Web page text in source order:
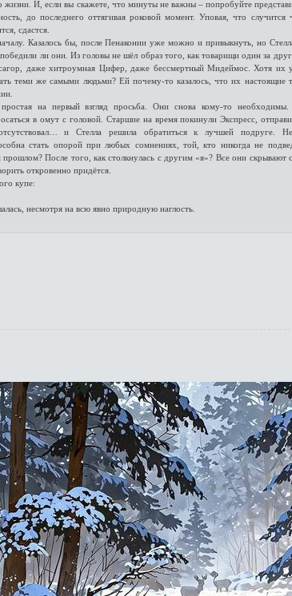
И, если вы скажете, что минуты не важны – попробуйте
до последнего оттягивая роковой момент. Уповая, что
сдастся.
Казалось бы, после Пенаконии уже можно и привыкнуть, но
ли они. Из головы не шёл образ того, как товарищи один за
даже хитроумная Цифер, даже бессмертный Мидеймос. Хотя их
теми же самыми людьми? Ей почему-то казалось, что их настоящие
на первый взгляд просьба. Они снова кому-то
в омут с головой. Старшие на время покинули Экспресс,
и Стелла решила обратиться к лучшей подруге.
стать опорой при любых сомнениях, той, кто никогда не
прошлом? После того, как столкнулась с другим «я»? Все они
откровенно придётся.
купе:
несмотря на всю явно природную наглость.